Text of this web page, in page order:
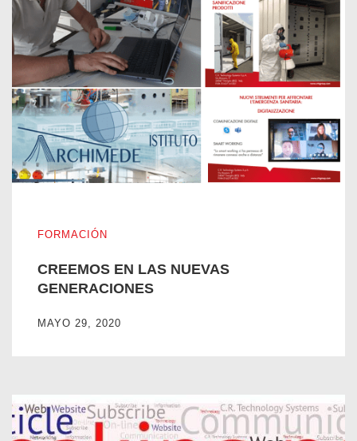
FORMACIÓN
CREEMOS EN LAS NUEVAS
GENERACIONES
MAYO 29, 2020